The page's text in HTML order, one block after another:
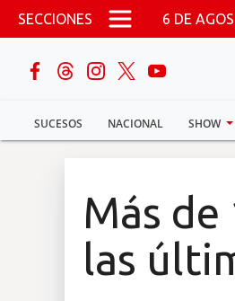
Pasar al contenido principal
SECCIONES 6 DE
SUCESOS NACIONAL SHOW
buscar
Sucesos
Más
las